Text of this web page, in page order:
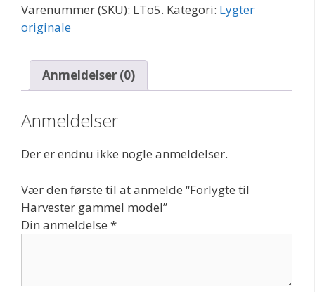
model
antal
Varenummer (SKU): LTo5. Kategori: Lygter
originale
Anmeldelser (0)
Anmeldelser
Der er endnu ikke nogle anmeldelser.
Vær den første til at anmelde “Forlygte til
Harvester gammel model”
Din anmeldelse *